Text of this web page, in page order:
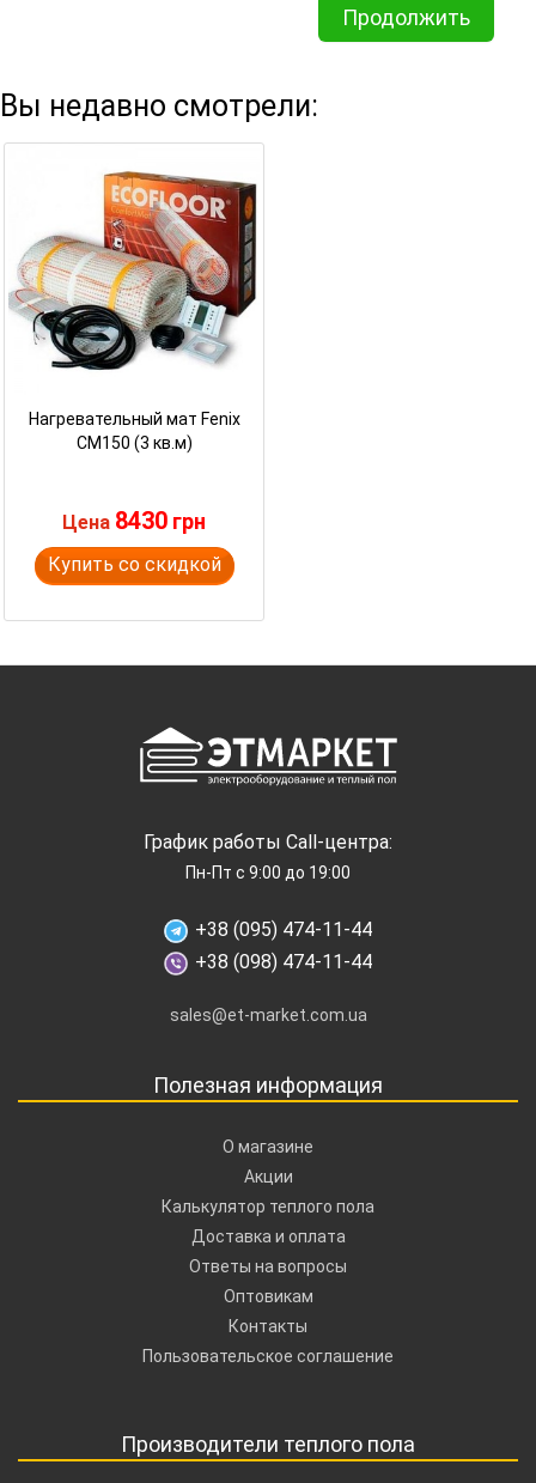
Продолжить
Вы недавно смотрели:
Нагревательный мат Fenix
CM150 (3 кв.м)
Цена 8430 грн
Купить со скидкой
График работы Call-центра:
Пн-Пт с 9:00 до 19:00
+38 (095) 474-11-44
+38 (098) 474-11-44
sales@et-market.com.ua
Полезная информация
О магазине
Акции
Калькулятор теплого пола
Доставка и оплата
Ответы на вопросы
Оптовикам
Контакты
Пользовательское соглашение
Производители теплого пола